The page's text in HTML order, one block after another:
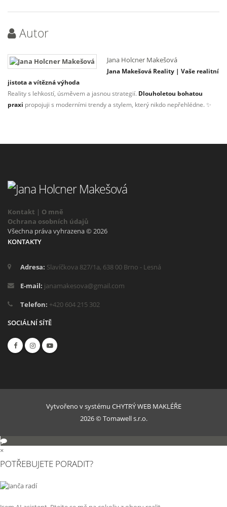
Autor
Jana Holcner Makešová
Jana Makešová Reality | Vaše realitní
jistota a vítězná výhoda
Reality s lehkostí, úsměvem a jasnou strategií. Dlouholetou bohatou
praxi propojuji s moderními trendy a stylem, který nikdo nepřehlédne. ✨
Kontakt | O mně
Ochrana osobních údajů
Všechna práva vyhrazena © 2026
KONTAKTY
Adresa: Slavíčkova 827/1a, 638 00 Brno - Lesná
E-mail: janamakesova@gmail.com
Telefon: +420 604 215 302
SOCIÁLNÍ SÍTĚ
Vytvořeno v systému CHYTRÝ WEB MAKLÉŘE
2026 © Tomawell s.r.o.
×
POTŘEBUJETE PORADIT?